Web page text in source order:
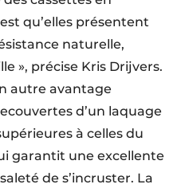
qu’elles présentent
naturelle,
», précise Kris Drijvers.
autre avantage
d’un laquage
à celles du
garantit une excellente
de s’incruster. La